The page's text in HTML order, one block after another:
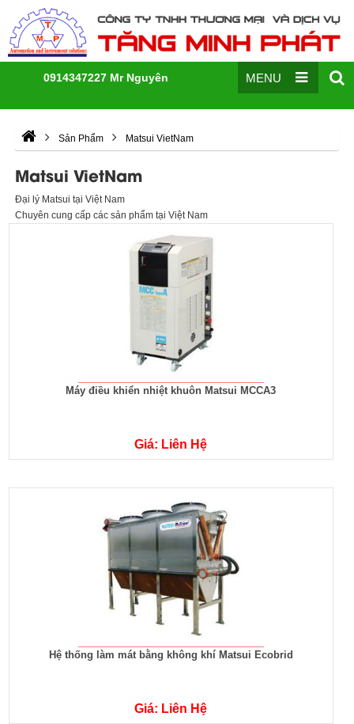
0914347227 Mr Nguyên MENU
Sản Phẩm Matsui VietNam
Matsui VietNam
Đại lý Matsui tại Việt Nam
Chuyên cung cấp các sản phẩm tại Việt Nam
Máy điều khiển nhiệt khuôn Matsui MCCA3
Giá: Liên Hệ
Hệ thống làm mát bằng không khí Matsui Ecobrid
Giá: Liên Hệ